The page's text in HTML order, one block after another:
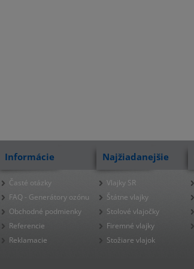
Informácie
Časté otázky
FAQ - Generátory ozónu
Obchodné podmienky
Referencie
Reklamacie
Najžiadanejšie
Vlajky SR
Štátne vlajky
Stolové vlajočky
Firemné vlajky
Stožiare vlajok